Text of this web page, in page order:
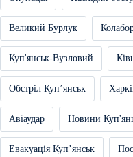
Великий Бурлук
Куп'янськ-Вузловий
Обстріл Купʼянськ
Авіаудар Новини
Евакуація Купʼянськ